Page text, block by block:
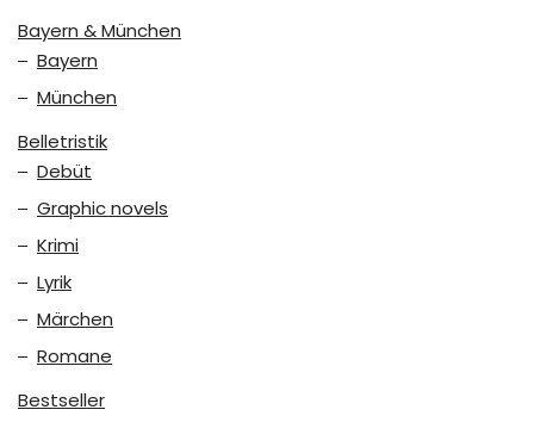
Bayern & München
Bayern
München
Belletristik
Debüt
Graphic novels
Krimi
Lyrik
Märchen
Romane
Bestseller